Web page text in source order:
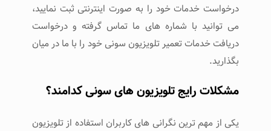
درخواست خدمات خود را به صورت اینترنتی ثبت نمایید،
می توانید با شماره های ما تماس گرفته و درخواست
دریافت خدمات تعمیر تلویزیون سونی خود را با ما در میان
بگذارید.
مشکلات رایج تلویزیون های سونی کدامند؟
یکی از مهم ترین نگرانی های کاربران استفاده از تلویزیون